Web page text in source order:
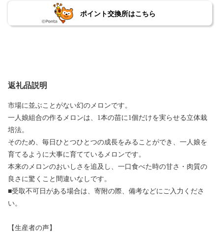
ポイント交換所はこちら
返礼品説明
市場に並ぶことがない幻のメロンです。
一人娘組合の作るメロンは、1本の苗に1個だけを実らせる立体栽
培法。
そのため、毎日ひとつひとつの成長をみることができ、一人娘を
育てるように大事に育てているメロンです。
本来のメロンのおいしさを追及し、一口食べた時の甘さ・肉質の
良さに驚くこと間違いなしです。
■受取不可日がある場合は、寄附の際、備考などにご入力くださ
い。
【生産者の声】